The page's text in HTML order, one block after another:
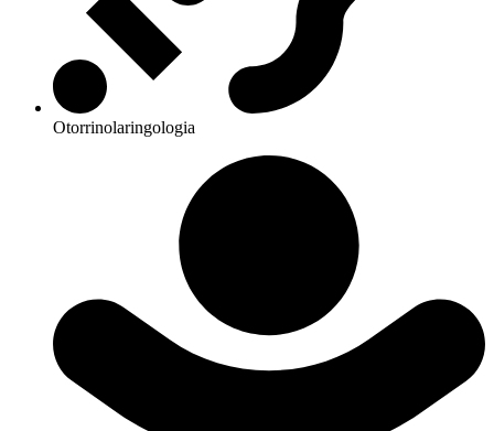
Otorrinolaringologia